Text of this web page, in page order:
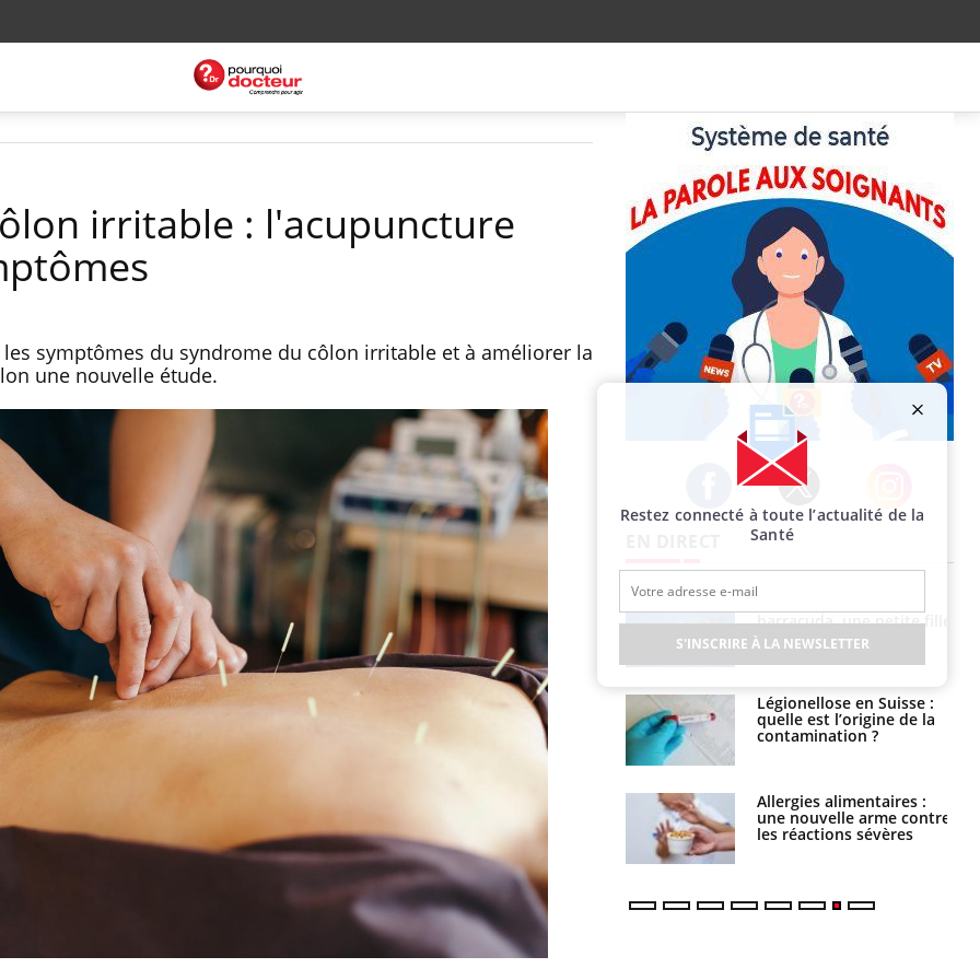
irritable : l'acupuncture
les symptômes du syndrome du côlon irritable et à améliorer la
une nouvelle étude.
Facebook Twitter Instagram
Grossesse et chaleur : ce
que dit la science
Le smartphone nuit-il à
l'apprentissage de la
lecture ?
le coma pendant 42 jours
Mordue par un
barracuda, une petite fille
secourue grâce à un
réflexe essentiel
Légionellose en Suisse :
quelle est l’origine de la
contamination ?
une nouvelle arme contre
les réactions sévères
sommeil des enfants en
vacances ?
Bilan prévention : ce que
les kinés pourront
bientôt faire
TDAH : quel est ce
traitement autorisé aux
États-Unis ?
Restez connecté à toute l’actualité de la
Santé
S'INSCRIRE À LA NEWSLETTER